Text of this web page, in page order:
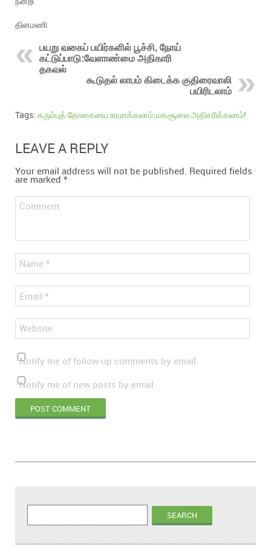
தினமணி
பயறு வகைப் பயிர்களில் பூச்சி, நோய்
கட்டுப்பாடு:வேளாண்மை அதிகாரி
தகவல்
கூடுதல் லாபம் கிடைக்க குதிரைவாலி
பயிரிடலாம்
Tags: கரும்புத் தோகையை உரமாக்கலாம்;மகசூலை அதிகரிக்கலாம்!
LEAVE A REPLY
Your email address will not be published. Required fields
are marked *
Comment
Name *
Email *
Website
Notify me of follow-up comments by email.
Notify me of new posts by email.